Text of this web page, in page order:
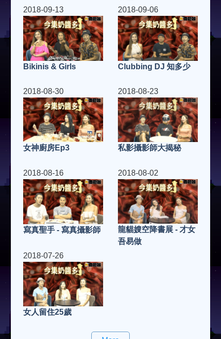
2018-09-13
Bikinis & Girls
2018-09-06
Clubbing DJ 知多少
2018-08-30
女神廚房Ep3
2018-08-23
私影攝影師大揭秘
2018-08-16
寫真聖手 - 寫真攝影師
2018-08-02
龍貓嫂空降書展 - 才女
吾易做
2018-07-26
女人留住25歲